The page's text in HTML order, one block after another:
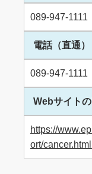
089-947-1111
電話（直通）
089-947-1111
Webサイト
https://
ort/cancer.html